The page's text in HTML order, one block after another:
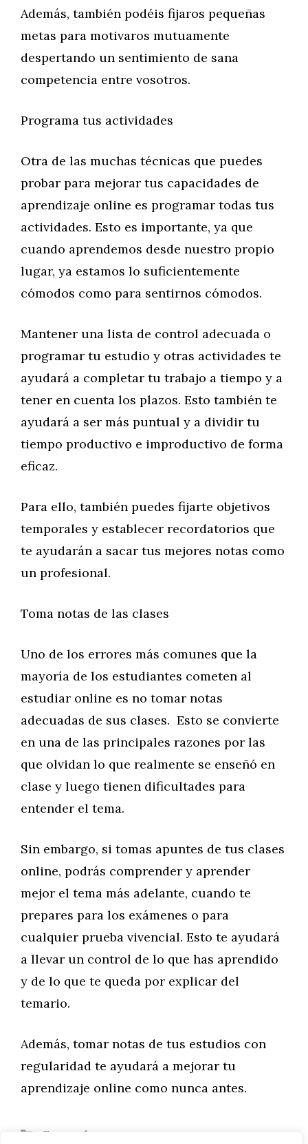
Además, también podéis fijaros pequeñas
metas para motivaros mutuamente
despertando un sentimiento de sana
competencia entre vosotros.
Programa tus actividades
Otra de las muchas técnicas que puedes
probar para mejorar tus capacidades de
aprendizaje online es programar todas tus
actividades. Esto es importante, ya que
cuando aprendemos desde nuestro propio
lugar, ya estamos lo suficientemente
cómodos como para sentirnos cómodos.
Mantener una lista de control adecuada o
programar tu estudio y otras actividades te
ayudará a completar tu trabajo a tiempo y a
tener en cuenta los plazos. Esto también te
ayudará a ser más puntual y a dividir tu
tiempo productivo e improductivo de forma
eficaz.
Para ello, también puedes fijarte objetivos
temporales y establecer recordatorios que
te ayudarán a sacar tus mejores notas como
un profesional.
Toma notas de las clases
Uno de los errores más comunes que la
mayoría de los estudiantes cometen al
estudiar online es no tomar notas
adecuadas de sus clases. Esto se convierte
en una de las principales razones por las
que olvidan lo que realmente se enseñó en
clase y luego tienen dificultades para
entender el tema.
Sin embargo, si tomas apuntes de tus clases
online, podrás comprender y aprender
mejor el tema más adelante, cuando te
prepares para los exámenes o para
cualquier prueba vivencial. Esto te ayudará
a llevar un control de lo que has aprendido
y de lo que te queda por explicar del
temario.
Además, tomar notas de tus estudios con
regularidad te ayudará a mejorar tu
aprendizaje online como nunca antes.
Categorías
General